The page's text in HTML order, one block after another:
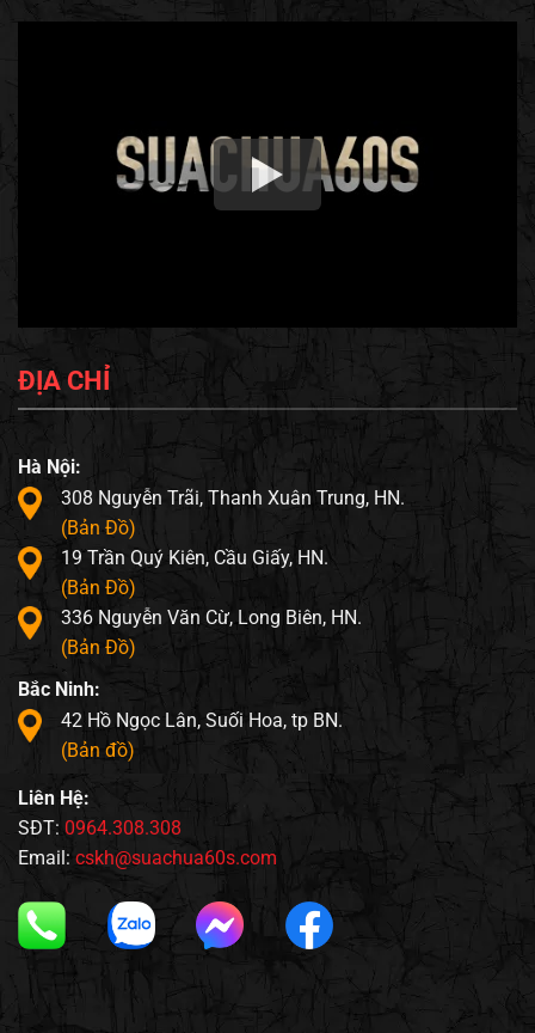
ĐỊA CHỈ
Hà Nội:
308 Nguyễn Trãi, Thanh Xuân Trung, HN.
(Bản Đồ)
19 Trần Quý Kiên, Cầu Giấy, HN.
(Bản Đồ)
336 Nguyễn Văn Cừ, Long Biên, HN.
(Bản Đồ)
Bắc Ninh:
42 Hồ Ngọc Lân, Suối Hoa, tp BN.
(Bản đồ)
Liên Hệ:
SĐT: 0964.308.308
Email: cskh@suachua60s.com